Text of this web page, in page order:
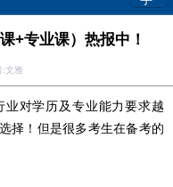
+专业课）热报中！
雅
对学历及专业能力要求越
择！但是很多考生在备考的